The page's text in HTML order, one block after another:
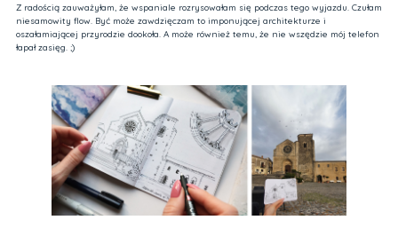
Z radością zauważyłam, że wspaniale rozrysowałam się podczas tego wyjazdu. Czułam
niesamowity flow. Być może zawdzięczam to imponującej architekturze i
oszałamiającej przyrodzie dookoła. A może również temu, że nie wszędzie mój telefon
łapał zasięg. ;)